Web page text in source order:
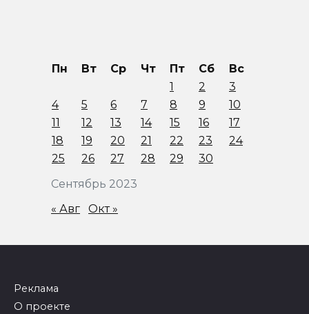
Сентябрь 2023
Пн Вт Ср Чт Пт Сб
Вс
1
2
3
4
5 6 7 8 9
10
11
12 13 14 15 16
17
18
19 20 21 22 23
24
25
26 27 28 29 30
« Авг Окт »
Реклама
О проекте